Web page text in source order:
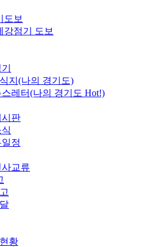
도보
강점기 도보
지(나의 경기도)
레터(나의 경기도 Hot!)
시판
정
교류
황